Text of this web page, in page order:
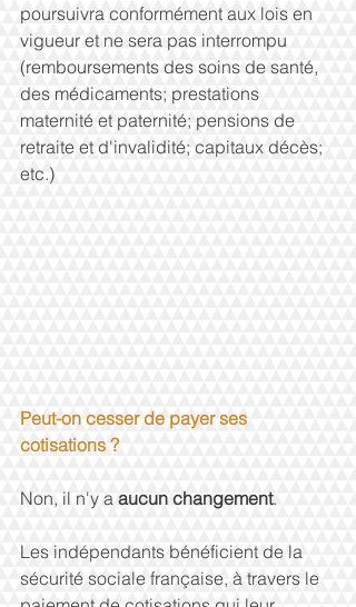
poursuivra conformément aux lois en
vigueur et ne sera pas interrompu
(remboursements des soins de santé,
des médicaments; prestations
maternité et paternité; pensions de
retraite et d'invalidité; capitaux décès;
etc.)
Peut-on cesser de payer ses
cotisations ?
Non, il n'y a aucun changement.
Les indépendants bénéficient de la
sécurité sociale française, à travers le